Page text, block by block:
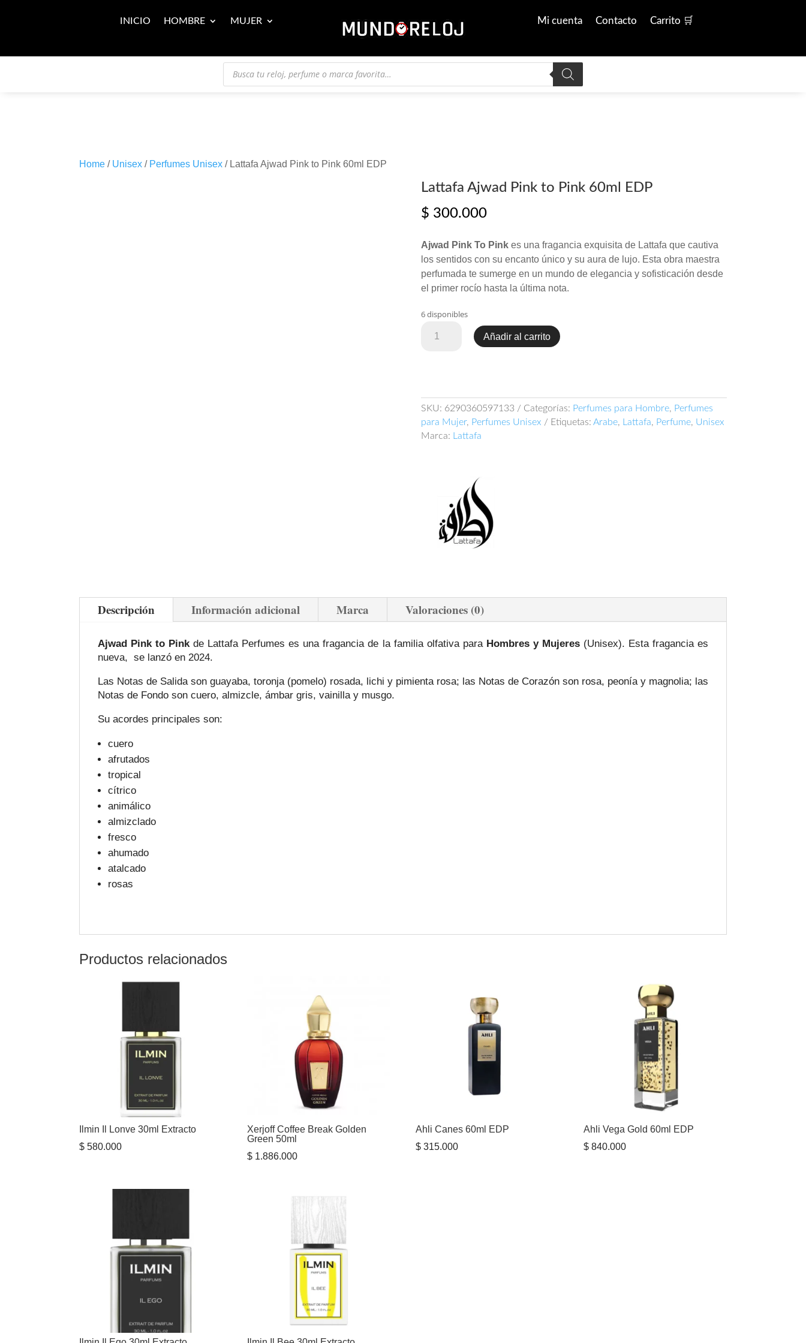
INICIO HOMBRE MUJER Mi cuenta Contacto Carrito 🛒
Búsqueda
productos
Home / Unisex / Perfumes Unisex / Lattafa Ajwad Pink to Pink 60ml EDP
Lattafa Ajwad Pink to Pink 60ml EDP
$ 300.000
Ajwad Pink To Pinkes una fragancia exquisita de Lattafa que cautiva
los sentidos con su encanto único y su aura de lujo. Esta obra maestra
perfumada te sumerge en un mundo de elegancia y sofisticación desde
el primer rocío hasta la última nota.
6 disponibles
Ajwad
60ml
EDP
cantidad
Añadir al carrito
SKU: 6290360597133 Categorías: Perfumes para Hombre, Perfumes
para Mujer, Perfumes Unisex Etiquetas: Arabe, Lattafa, Perfume, Unisex
Marca:
Lattafa
Descripción Información adicional Marca Valoraciones (0)
Ajwad Pink to Pink de Lattafa Perfumes es una fragancia de la familia olfativa para Hombres y Mujeres(Unisex). Esta fragancia es
nueva, se lanzó en 2024.
Las Notas de Salida son guayaba, toronja (pomelo) rosada, lichi y pimienta rosa; las Notas de Corazón son rosa, peonía y magnolia; las
Notas de Fondo son cuero, almizcle, ámbar gris, vainilla y musgo.
Su acordes principales son:
cuero
afrutados
tropical
cítrico
animálico
almizclado
fresco
ahumado
atalcado
rosas
Productos relacionados
Ilmin Il Lonve 30ml Extracto
$ 580.000
Xerjoff Coffee Break Golden
Green 50ml
$ 1.886.000
Ahli Canes 60ml EDP
$315.000
Ahli Vega Gold 60ml EDP
$840.000